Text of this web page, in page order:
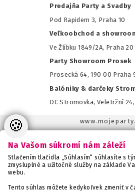
Predajňa Party a Svadby
Pod Rapidem 3, Praha 10
Veľkoobchod a
Ve Žlíbku 1849/2A, Praha 20
Party Showroom Prosek
Prosecká 64, 190 00 Praha
Balóniky & darčeky
OC Stromovka, Veletržní
🍪
Na Vašom súkromí nám záleží
Stlačením tlačidla „Súhlasím“ súhlasíte s
zmysluplné a užitočné služby na základe
webu.
Tento súhlas môžete kedykoľvek zmeniť v